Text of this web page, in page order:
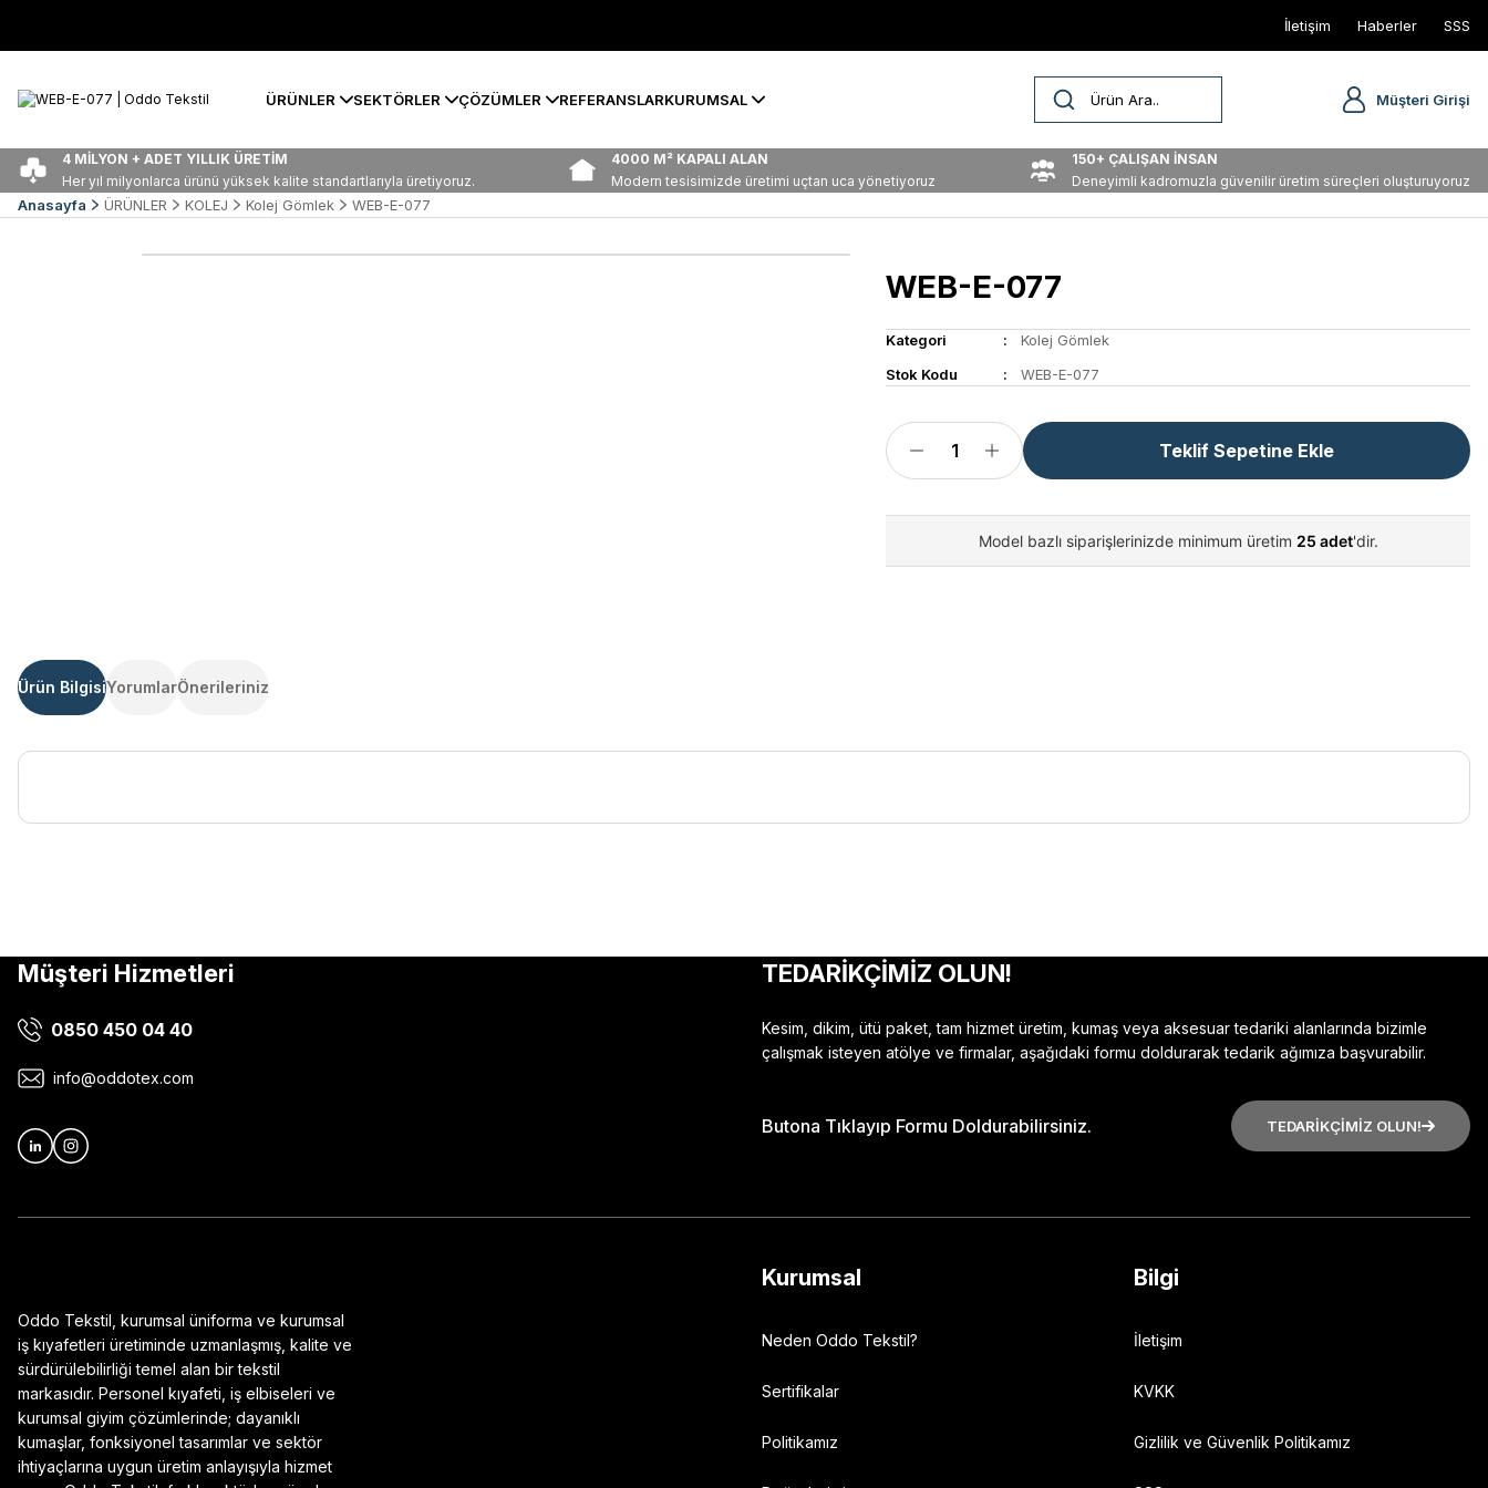
İletişim Haberler SSS
ÜRÜNLER SEKTÖRLER ÇÖZÜMLER REFERANSLARKURUMSAL Müşteri Girişi
4 MİLYON + ADET YILLIK ÜRETİM
Her yıl milyonlarca ürünü yüksek kalite standartlarıyla üretiyoruz.
4000 M² KAPALI ALAN
Modern tesisimizde üretimi uçtan uca yönetiyoruz
150+ ÇALIŞAN İNSAN
Deneyimli kadromuzla güvenilir üretim süreçleri oluşturuyoruz
Anasayfa ÜRÜNLER KOLEJ Kolej Gömlek WEB-E-077
WEB-E-077
Kategori
Kolej Gömlek
Stok Kodu
WEB-E-077
Teklif Sepetine Ekle
Model bazlı siparişlerinizde minimum üretim 25 adet'dir.
Ürün BilgisiYorumlarÖnerileriniz
Yorum Yaz
Ürün resmi kalitesiz, bozuk veya görüntülenemiyor.
Ürün bilgilerinde hatalar bulunuyor.
Müşteri Hizmetleri
0850 450 04 40
info@oddotex.com
TEDARİKÇİMİZ OLUN!
Kesim, dikim, ütü paket, tam hizmet üretim, kumaş veya aksesuar tedariki alanlarında bizimle
çalışmak isteyen atölye ve firmalar, aşağıdaki formu doldurarak tedarik ağımıza başvurabilir.
Butona Tıklayıp Formu Doldurabilirsiniz. TEDARİKÇİMİZ OLUN!
Oddo Tekstil, kurumsal üniforma ve kurumsal
iş kıyafetleri üretiminde uzmanlaşmış, kalite ve
sürdürülebilirliği temel alan bir tekstil
markasıdır. Personel kıyafeti, iş elbiseleri ve
kurumsal giyim çözümlerinde; dayanıklı
kumaşlar, fonksiyonel tasarımlar ve sektör
ihtiyaçlarına uygun üretim anlayışıyla hizmet
Kurumsal
Neden Oddo Tekstil?
Sertifikalar
Politikamız
Bilgi
İletişim
KVKK
Gizlilik ve Güvenlik Politikamız